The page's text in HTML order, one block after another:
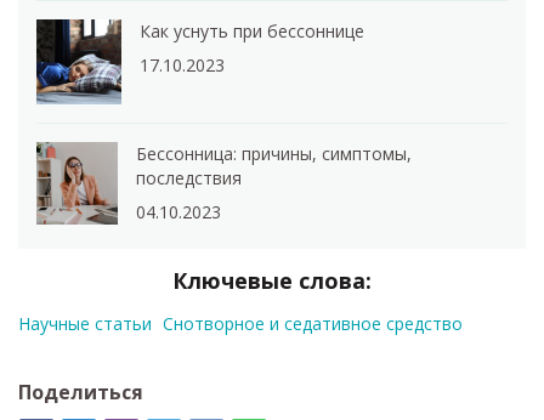
Как уснуть при бессоннице
17.10.2023
Бессонница: причины, симптомы,
последствия
04.10.2023
Ключевые слова:
Научные статьи Снотворное и седативное средство
Поделиться